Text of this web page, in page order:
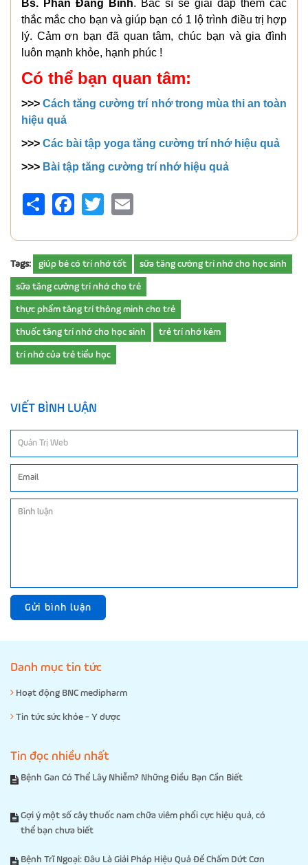
Bs. Phan Đăng Bình. Bác sĩ sẽ giải đáp thêm các
thắc mắc cho bạn và giúp bạn có 1 lộ trình điều trị hợp
lý. Cảm ơn bạn đã quan tâm, chúc bạn và gia đình
luôn mạnh khỏe, hạnh phúc !
Có thể bạn quan tâm:
>>>Cách tăng cường trí nhớ trong mùa thi an toàn
hiệu quả
>>> Các bài tập yoga tăng cường trí nhớ hiệu quả
>>> Bài tập tăng cường trí nhớ hiệu quả
Share FacebookTwitter
Tags: giúp bé có trí nhớ tốt sữa tăng cường trí nhớ cho học sinh
sữa tăng cường trí nhớ cho trẻ
thực phẩm tăng trí thông minh cho trẻ
thuốc tăng trí nhớ cho học sinh trẻ trí nhớ kém
trí nhớ của trẻ tiểu học
VIẾT BÌNH LUẬN
Gửi bình luận
Danh mục tin tức
Hoạt động BNC medipharm
Tin tức sức khỏe - Y dược
Tin đọc nhiều nhất
Bệnh Gan Có Thể Lây Nhiễm? Những Điều Bạn Cần Biết
Gợi ý một số cây thuốc nam chữa viêm phổi cực hiệu quả, có
thể bạn chưa biết
Bệnh Trĩ Ngoại: Đâu Là Giải Pháp Hiệu Quả Để Chấm Dứt Cơn